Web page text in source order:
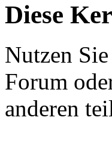
Diese
Nutzen
Forum
anderen